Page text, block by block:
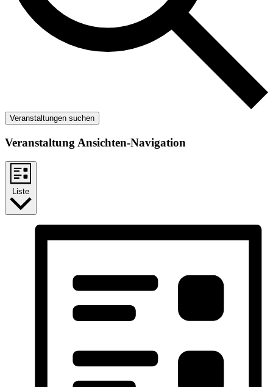
Veranstaltungen suchen
Veranstaltung Ansichten-Navigation
Liste